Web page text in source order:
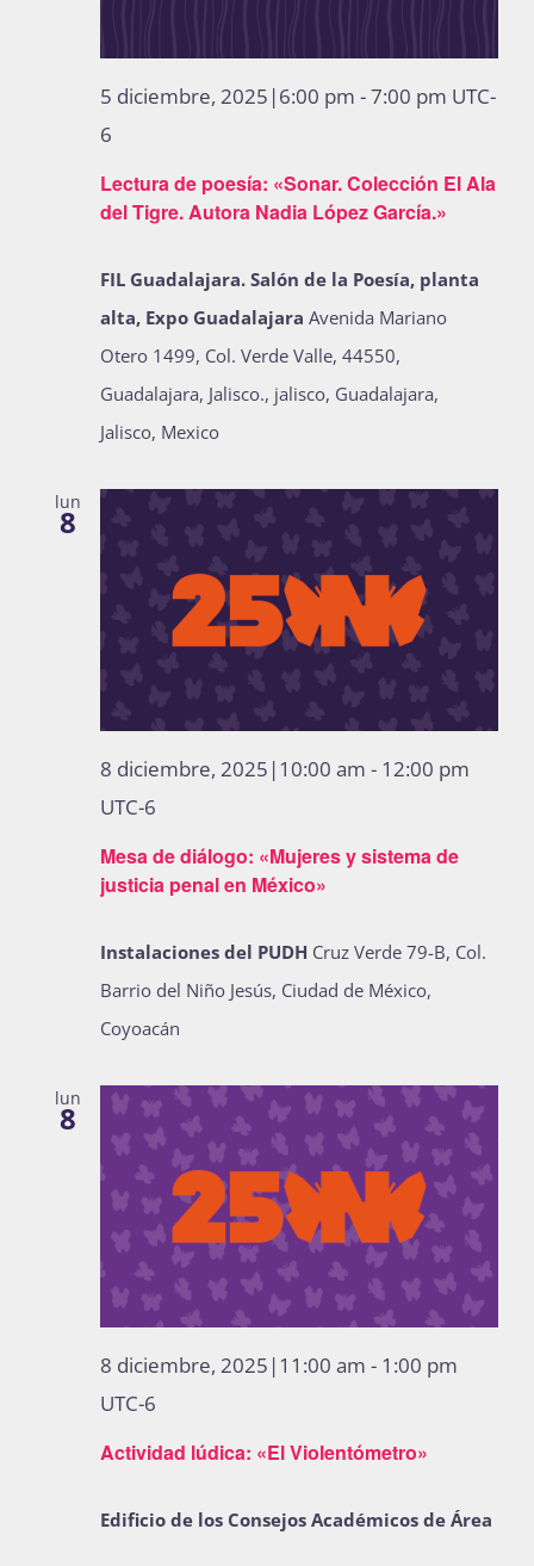
Lectura de poesía: «Sonar. Colección El Ala
del Tigre. Autora Nadia López García.»
5 diciembre, 2025|6:00 pm -7:00 pm UTC-
6
FIL Guadalajara. Salón de la Poesía, planta
alta, Expo Guadalajara Avenida Mariano
Otero 1499, Col. Verde Valle, 44550,
Guadalajara, Jalisco., jalisco, Guadalajara,
Jalisco, Mexico
lun
8
Mesa de diálogo: «Mujeres y sistema de
justicia penal en México»
8 diciembre, 2025|10:00 am - 12:00 pm
UTC-6
Instalaciones del PUDH Cruz Verde 79-B, Col.
Barrio del Niño Jesús, Ciudad de México,
Coyoacán
lun
8
Actividad lúdica: «El Violentómetro»
8 diciembre, 2025|11:00 am - 1:00 pm
UTC-6
Edificio de los Consejos Académicos de Área